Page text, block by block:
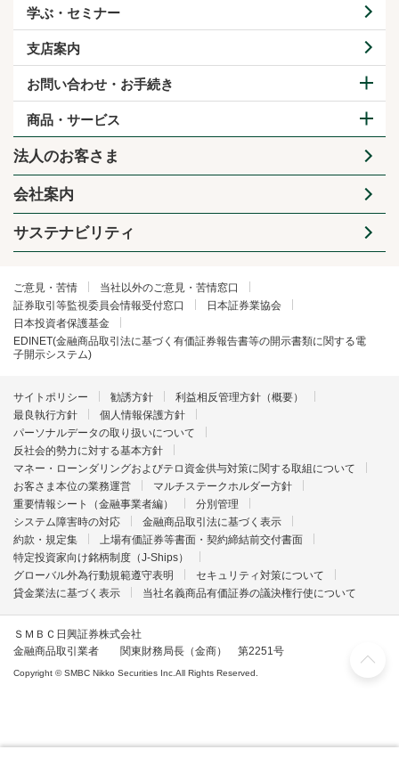
学ぶ・セミナー
支店案内
お問い合わせ・お手続き
商品・サービス
法人のお客さま
会社案内
サステナビリティ
ご意見・苦情
当社以外のご意見・苦情窓口
証券取引等監視委員会情報受付窓口
日本証券業協会
日本投資者保護基金
EDINET(金融商品取引法に基づく有価証券報告書等の開示書類に関する電
子開示システム)
サイトポリシー 勧誘方針
利益相反管理方針（概要）
最良執行方針
個人情報保護方針
パーソナルデータの取り扱いについて
反社会的勢力に対する基本方針
マネー・ローンダリングおよびテロ資金供与対策に関する取組について
お客さま本位の業務運営
マルチステークホルダー方針
重要情報シート（金融事業者編）
分別管理
システム障害時の対応
金融商品取引法に基づく表示
約款・規定集
上場有価証券等書面・契約締結前交付書面
特定投資家向け銘柄制度（J-Ships）
グローバル外為行動規範遵守表明
セキュリティ対策について
貸金業法に基づく表示
当社名義商品有価証券の議決権行使について
ＳＭＢＣ日興証券株式会社
金融商品取引業者 関東財務局長（金商） 第2251号
Copyright © SMBC Nikko Securities Inc.All Rights Reserved.